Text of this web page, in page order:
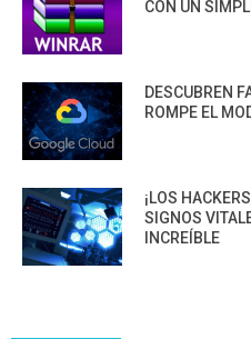
CON UN
DESCUBREN
ROMPE EL
¡LOS
SIGNOS
INCREÍBLE